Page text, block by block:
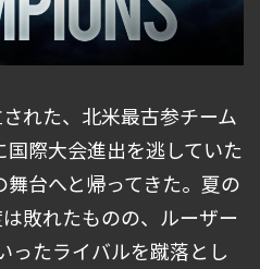
れた、北米最古参チーム
際大会進出を逃していた
台へと帰ってきた。夏の
敗れたものの、ルーザー
ったライバルを蹴落とし